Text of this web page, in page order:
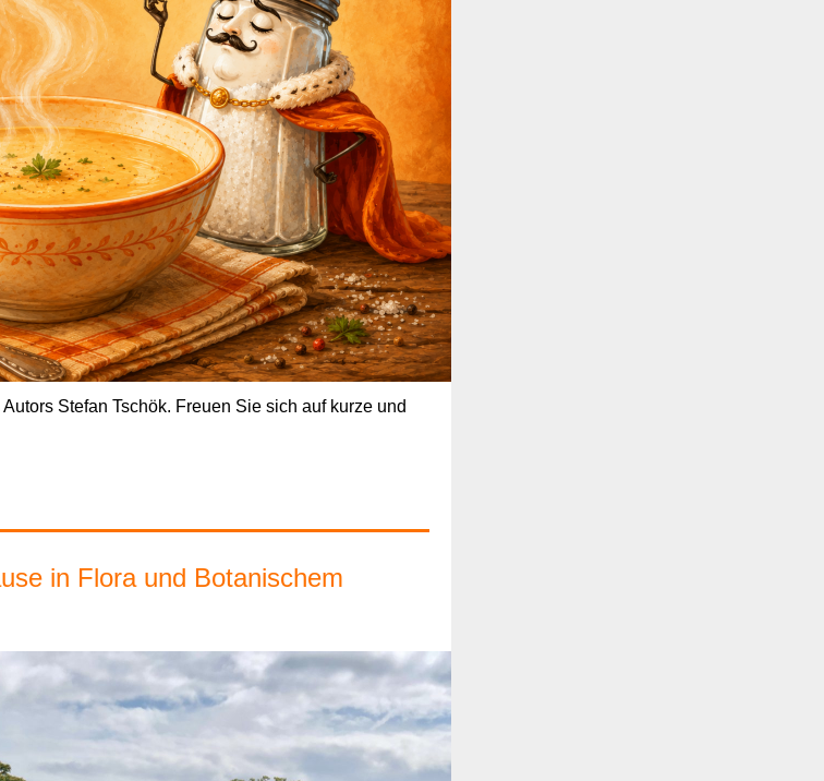
Stefan Tschök. Freuen Sie sich auf kurze und
in Flora und Botanischem